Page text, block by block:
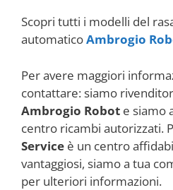
Scopri tutti i modelli del
automaticoAmbrogio
Per avere maggiori
contattare: siamo
Ambrogio Robot e siamo
centro ricambi autorizzati.
Service è un centro
vantaggiosi, siamo a tua
per ulteriori informazioni.